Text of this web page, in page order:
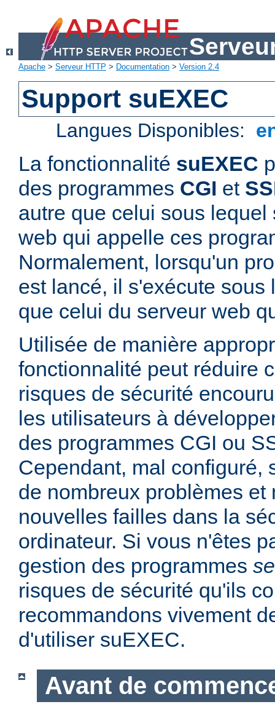
Apache > Serveur HTTP > Documentation > Version 2.4
Support suEXEC
Langues Disponibles:
La fonctionnalité suEXEC
des programmes CGI et
autre que celui sous
web qui appelle ces
Normalement, lorsqu'un
est lancé, il s'exécute sous
que celui du serveur web
Utilisée de manière
fonctionnalité peut réduire
risques de sécurité
les utilisateurs à
des programmes CGI ou
Cependant, mal configuré,
de nombreux problèmes et
nouvelles failles dans la
ordinateur. Si vous n'êtes
gestion des programmes
risques de sécurité qu'ils
recommandons vivement
d'utiliser suEXEC.
Avant de